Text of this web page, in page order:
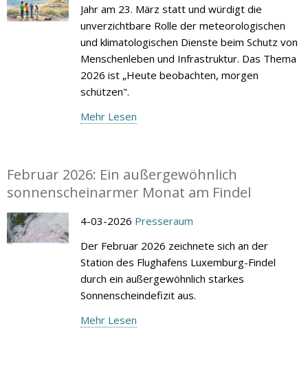
Jahr am 23. März statt und würdigt die
unverzichtbare Rolle der meteorologischen
und klimatologischen Dienste beim Schutz von
Menschenleben und Infrastruktur. Das Thema
2026 ist „Heute beobachten, morgen
schützen".
Mehr Lesen
Februar 2026: Ein außergewöhnlich
sonnenscheinarmer Monat am Findel
4-03-2026 Presseraum
Der Februar 2026 zeichnete sich an der
Station des Flughafens Luxemburg-Findel
durch ein außergewöhnlich starkes
Sonnenscheindefizit aus.
Mehr Lesen